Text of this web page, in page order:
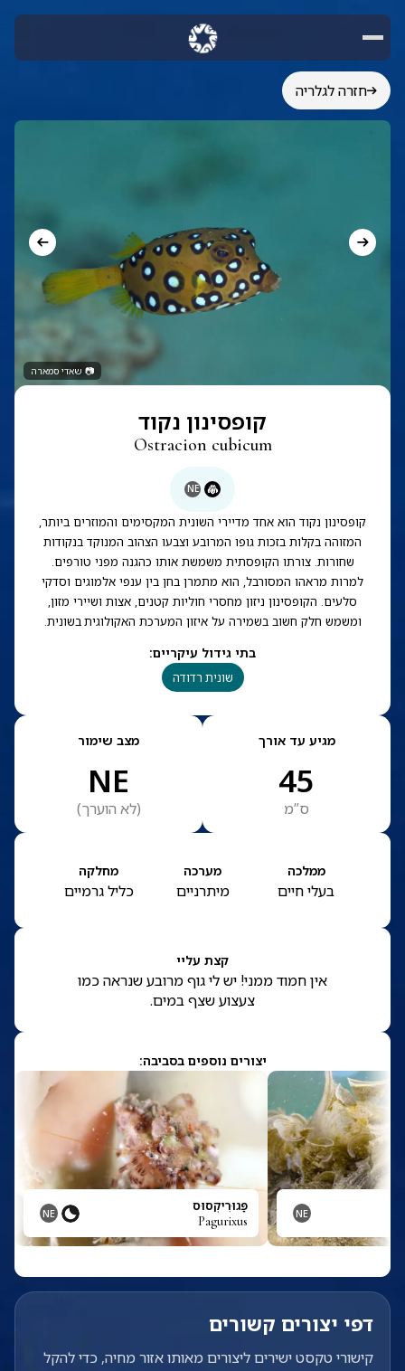
חזרה לגלריה
📷 שאדי סמארה
קופסינון נקוד
Ostracion cubicum
NE
קופסינון נקוד הוא אחד מדיירי השונית המקסימים והמוזרים ביותר,
המזוהה בקלות בזכות גופו המרובע וצבעו הצהוב המנוקד בנקודות
שחורות. צורתו הקופסתית משמשת אותו כהגנה מפני טורפים.
למרות מראהו המסורבל, הוא מתמרן בחן בין ענפי אלמוגים וסדקי
סלעים. הקופסינון ניזון מחסרי חוליות קטנים, אצות ושיירי מזון,
ומשמש חלק חשוב בשמירה על איזון המערכת האקולוגית בשונית.
בתי גידול עיקריים:
שונית רדודה
מגיע עד אורך
45
ס”מ
מצב שימור
NE
(לא הוערך)
ממלכה
בעלי חיים
מערכה
מיתרניים
מחלקה
כליל גרמיים
קצת עליי
אין חמוד ממני! יש לי גוף מרובע שנראה כמו
צעצוע שצף במים.
יצורים נוספים בסביבה:
NE פַּגוּרִיקְסוּס
Pagurixus
NE
דפי יצורים קשורים
קישורי טקסט ישירים ליצורים מאותו אזור מחיה, כדי להקל